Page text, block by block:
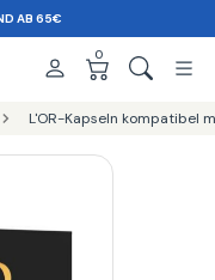
AB 65€
0
L'OR-Kapseln kompatibel